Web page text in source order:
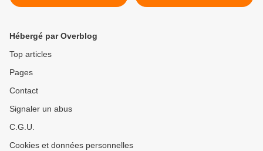
rattrapés par le budget ! >
Hébergé par Overblog
Top articles
Pages
Contact
Signaler un abus
C.G.U.
Cookies et données personnelles